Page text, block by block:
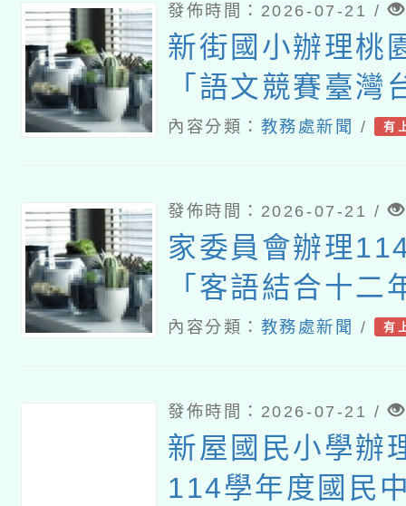
發佈時間：2026-07-21 /
新街國小辦理桃
「語文競賽臺灣
演說及演說組選
內容分類： 教務處新聞 / 有
發佈時間：2026-07-21 /
家委員會辦理
「客語結合十二
課程」及「客語
教案遴選成果發
內容分類： 教務處新聞 / 有
發佈時間：2026-07-21 /
新屋國民小學辦
114學年度國民